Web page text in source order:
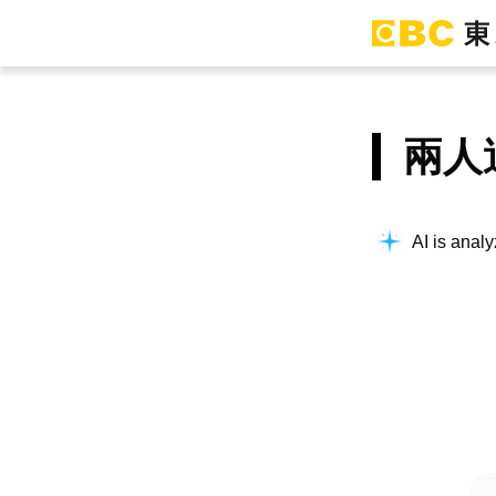
兩人
AI is